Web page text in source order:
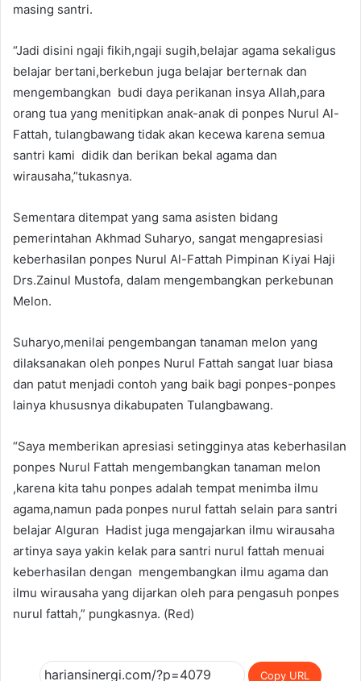
masing santri.
“Jadi disini ngaji fikih,ngaji sugih,belajar agama sekaligus
belajar bertani,berkebun juga belajar berternak dan
mengembangkan budi daya perikanan insya Allah,para
orang tua yang menitipkan anak-anak di ponpes Nurul Al-
Fattah, tulangbawang tidak akan kecewa karena semua
santri kami didik dan berikan bekal agama dan
wirausaha,”tukasnya.
Sementara ditempat yang sama asisten bidang
pemerintahan Akhmad Suharyo, sangat mengapresiasi
keberhasilan ponpes Nurul Al-Fattah Pimpinan Kiyai Haji
Drs.Zainul Mustofa, dalam mengembangkan perkebunan
Melon.
Suharyo,menilai pengembangan tanaman melon yang
dilaksanakan oleh ponpes Nurul Fattah sangat luar biasa
dan patut menjadi contoh yang baik bagi ponpes-ponpes
lainya khususnya dikabupaten Tulangbawang.
“Saya memberikan apresiasi setingginya atas keberhasilan
ponpes Nurul Fattah mengembangkan tanaman melon
,karena kita tahu ponpes adalah tempat menimba ilmu
agama,namun pada ponpes nurul fattah selain para santri
belajar Alguran Hadist juga mengajarkan ilmu wirausaha
artinya saya yakin kelak para santri nurul fattah menuai
keberhasilan dengan mengembangkan ilmu agama dan
ilmu wirausaha yang dijarkan oleh para pengasuh ponpes
nurul fattah,” pungkasnya. (Red)
Copy URL